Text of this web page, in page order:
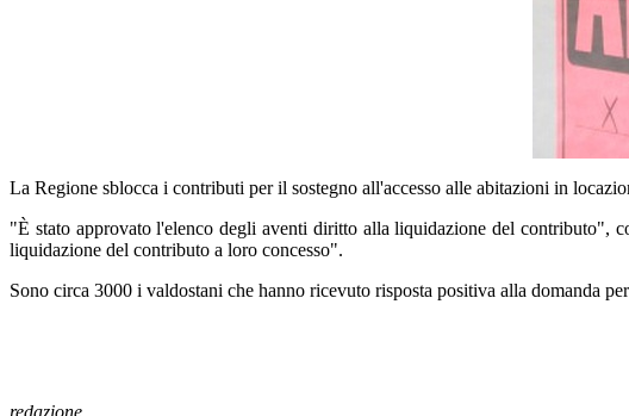
La Regione sblocca i contributi per il sostegno all'accesso alle abitazioni in
"È stato approvato l'elenco degli aventi diritto alla liquidazione del contributo",
liquidazione del contributo a loro concesso".
Sono circa 3000 i valdostani che hanno ricevuto risposta positiva alla domanda